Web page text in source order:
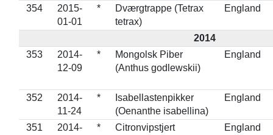
354
2015-
01-01
*
Dværgtrappe (Tetrax
tetrax)
England
2014
353
2014-
12-09
*
Mongolsk Piber
(Anthus godlewskii)
England
352
2014-
11-24
*
Isabellastenpikker
(Oenanthe isabellina)
England
351
2014-
*
Citronvipstjert
England